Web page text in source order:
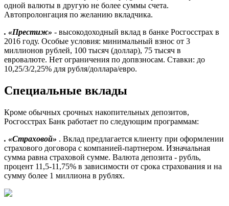
одной валюты в другую не более суммы счета.
Автопролонгация по желанию вкладчика.
. «Престиж» - высокодоходный вклад в банке Росгосстрах в
2016 году. Особые условия: минимальный взнос от 3
миллионов рублей, 100 тысяч (доллар), 75 тысяч в
евровалюте. Нет ограничения по допвзносам. Ставки: до
10,25/3/2,25% для рубля/доллара/евро.
Специальные вклады
Кроме обычных срочных накопительных депозитов,
Росгосстрах Банк работает по следующим программам:
. «Страховой» . Вклад предлагается клиенту при оформлении
страхового договора с компанией-партнером. Изначальная
сумма равна страховой сумме. Валюта депозита - рубль,
процент 11,5-11,75% в зависимости от срока страхования и на
сумму более 1 миллиона в рублях.